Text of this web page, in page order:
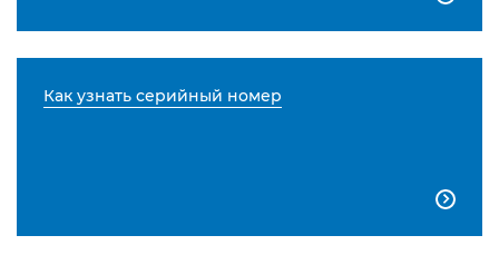
Как узнать серийный номер
